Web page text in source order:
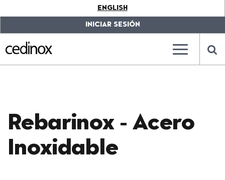
label.access.jump.content???
???
label.access.jump.header???
label.access.jump.footer???
???
label.access.jump.menu???
ENGLISH
INICIAR SESIÓN
???
???
Rebarinox - Acero
Inoxidable